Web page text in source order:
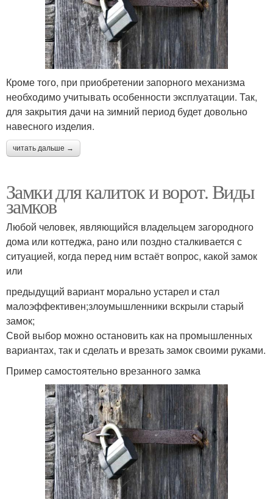
Кроме того, при приобретении запорного механизма
необходимо учитывать особенности эксплуатации. Так,
для закрытия дачи на зимний период будет довольно
навесного изделия.
читать дальше →
Замки для калиток и ворот. Виды
замков
Любой человек, являющийся владельцем загородного
дома или коттеджа, рано или поздно сталкивается с
ситуацией, когда перед ним встаёт вопрос, какой замок
или
предыдущий вариант морально устарел и стал
малоэффективен;злоумышленники вскрыли старый
замок;
Свой выбор можно остановить как на промышленных
вариантах, так и сделать и врезать замок своими руками.
Пример самостоятельно врезанного замка